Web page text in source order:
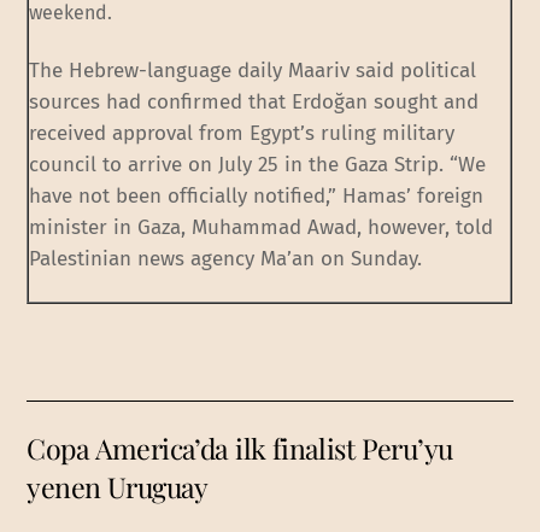
weekend.
The Hebrew-language daily Maariv said political
sources had confirmed that Erdoğan sought and
received approval from Egypt’s ruling military
council to arrive on July 25 in the Gaza Strip. “We
have not been officially notified,” Hamas’ foreign
minister in Gaza, Muhammad Awad, however, told
Palestinian news agency Ma’an on Sunday.
Copa America’da ilk finalist Peru’yu
yenen Uruguay